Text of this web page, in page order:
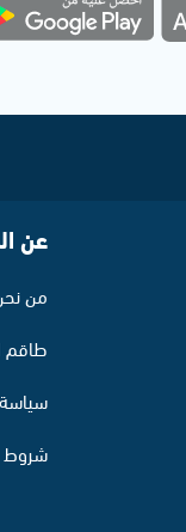
عن
من
طاقم
شروط